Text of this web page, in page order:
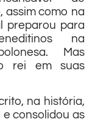
assim como na
preparou para
na
Mas
rei em suas
na história,
consolidou as